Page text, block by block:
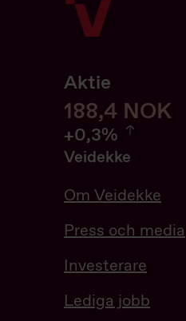
Aktie
188,6 NOK
+0,3%
0.32%
Veidekke
Om Veidekke
Press och media
Investerare
Lediga jobb